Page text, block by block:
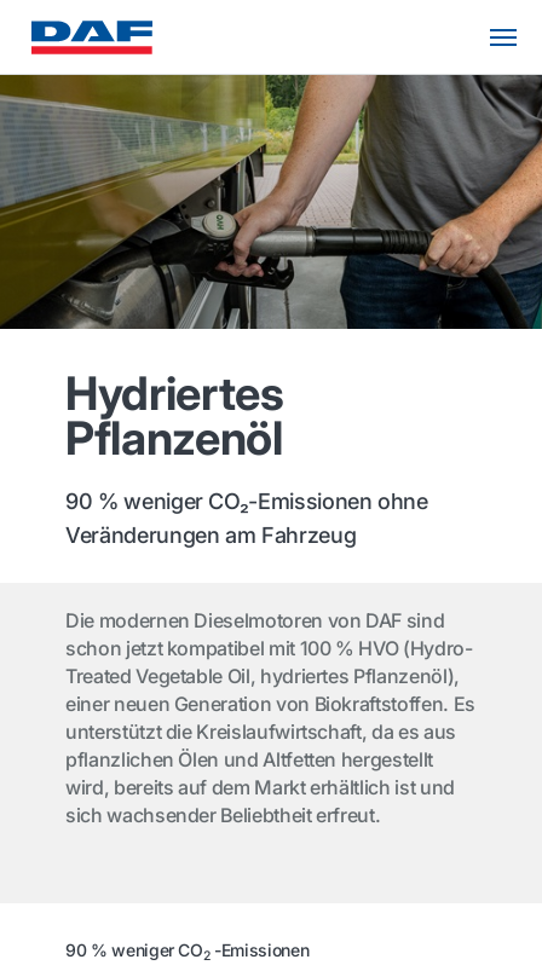
Hydriertes
Pflanzenöl
90 % weniger CO₂-Emissionen ohne
Veränderungen am Fahrzeug
Die modernen Dieselmotoren von DAF sind
schon jetzt kompatibel mit 100 % HVO (Hydro-
Treated Vegetable Oil, hydriertes Pflanzenöl),
einer neuen Generation von Biokraftstoffen. Es
unterstützt die Kreislaufwirtschaft, da es aus
pflanzlichen Ölen und Altfetten hergestellt
wird, bereits auf dem Markt erhältlich ist und
sich wachsender Beliebtheit erfreut.
90 % weniger CO2-Emissionen